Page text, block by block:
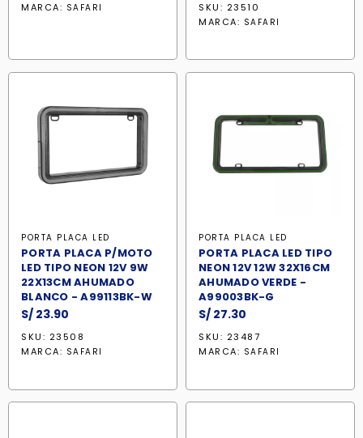
MARCA: SAFARI
SKU: 23510
MARCA: SAFARI
PORTA PLACA LED
PORTA PLACA P/MOTO
LED TIPO NEON 12V 9W
22X13CM AHUMADO
BLANCO - A99113BK-W
S/ 23.90
SKU: 23508
MARCA: SAFARI
PORTA PLACA LED
PORTA PLACA LED TIPO
NEON 12V 12W 32X16CM
AHUMADO VERDE -
A99003BK-G
S/ 27.30
SKU: 23487
MARCA: SAFARI